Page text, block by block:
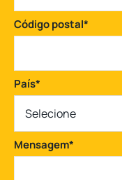
Código postal*
País*
Selecione
Mensagem*